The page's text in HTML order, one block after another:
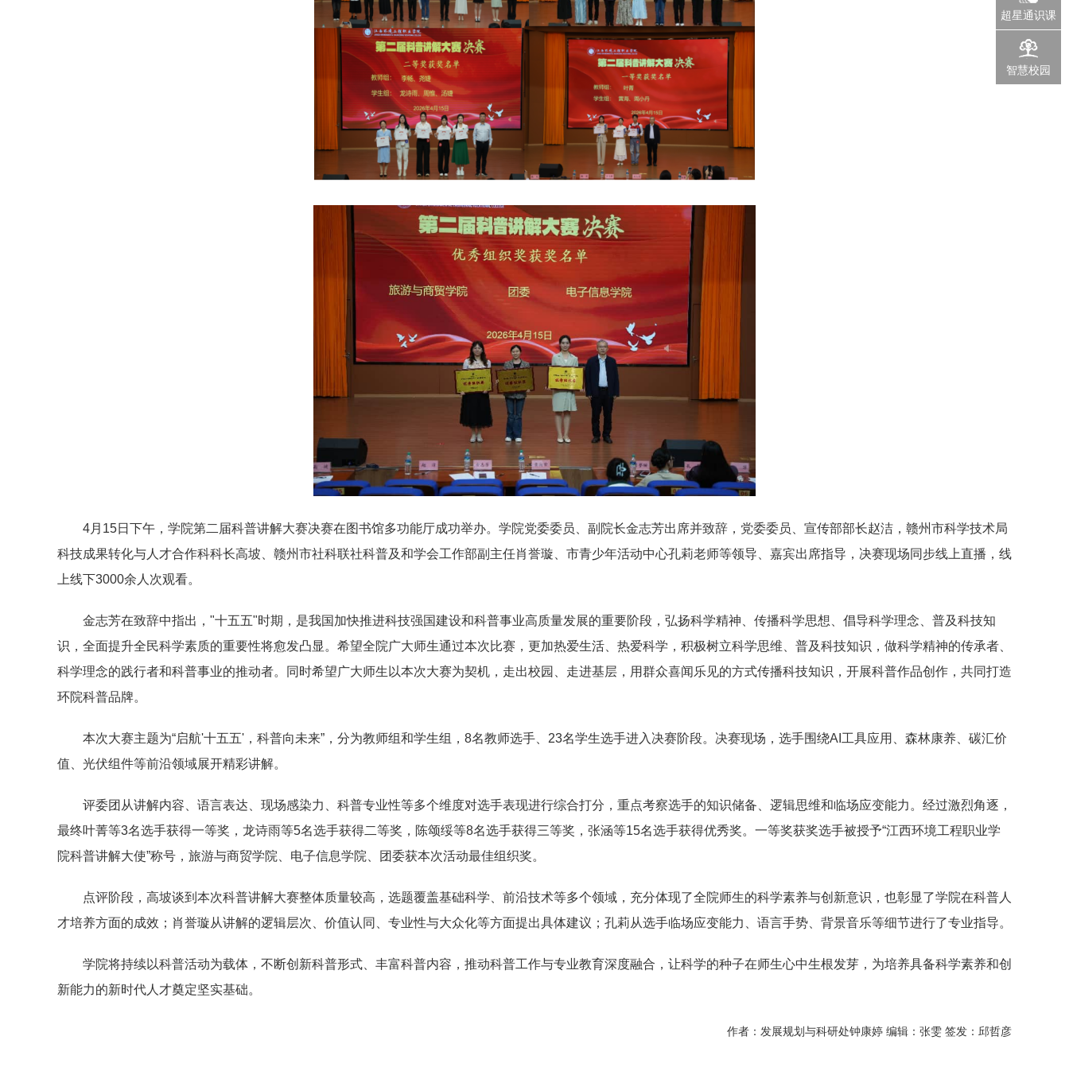
4月15日下午，学院第二届科普讲解大赛决赛在图书馆多功能厅成功举办。学院党委委员、副院长金志芳出席并致辞，党委委员、宣传部部长赵洁，赣州市科学技术局
科技成果转化与人才合作科科长高坡、赣州市社科联社科普及和学会工作部副主任肖誉璇、市青少年活动中心孔莉老师等领导、嘉宾出席指导，决赛现场同步线上直播，线
上线下3000余人次观看。
金志芳在致辞中指出，"十五五"时期，是我国加快推进科技强国建设和科普事业高质量发展的重要阶段，弘扬科学精神、传播科学思想、倡导科学理念、普及科技知
识，全面提升全民科学素质的重要性将愈发凸显。希望全院广大师生通过本次比赛，更加热爱生活、热爱科学，积极树立科学思维、普及科技知识，做科学精神的传承者、
科学理念的践行者和科普事业的推动者。同时希望广大师生以本次大赛为契机，走出校园、走进基层，用群众喜闻乐见的方式传播科技知识，开展科普作品创作，共同打造
环院科普品牌。
本次大赛主题为“启航'十五五'，科普向未来”，分为教师组和学生组，8名教师选手、23名学生选手进入决赛阶段。决赛现场，选手围绕AI工具应用、森林康养、碳汇价
值、光伏组件等前沿领域展开精彩讲解。
评委团从讲解内容、语言表达、现场感染力、科普专业性等多个维度对选手表现进行综合打分，重点考察选手的知识储备、逻辑思维和临场应变能力。经过激烈角逐，
最终叶菁等3名选手获得一等奖，龙诗雨等5名选手获得二等奖，陈颂绥等8名选手获得三等奖，张涵等15名选手获得优秀奖。一等奖获奖选手被授予“江西环境工程职业学
院科普讲解大使”称号，旅游与商贸学院、电子信息学院、团委获本次活动最佳组织奖。
点评阶段，高坡谈到本次科普讲解大赛整体质量较高，选题覆盖基础科学、前沿技术等多个领域，充分体现了全院师生的科学素养与创新意识，也彰显了学院在科普人
才培养方面的成效；肖誉璇从讲解的逻辑层次、价值认同、专业性与大众化等方面提出具体建议；孔莉从选手临场应变能力、语言手势、背景音乐等细节进行了专业指导。
学院将持续以科普活动为载体，不断创新科普形式、丰富科普内容，推动科普工作与专业教育深度融合，让科学的种子在师生心中生根发芽，为培养具备科学素养和创
新能力的新时代人才奠定坚实基础。
作者：发展规划与科研处钟康婷 编辑：张雯 签发：邱哲彦
超星通识课
智慧校园